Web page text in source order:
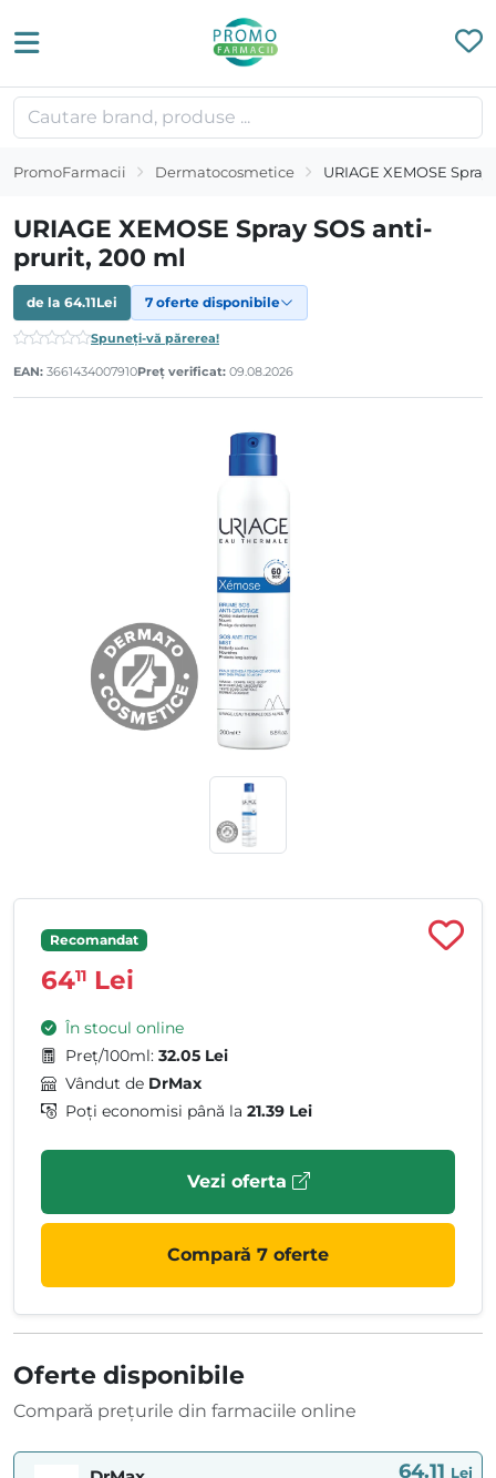
PromoFarmacii Dermatocosmetice URIAGE XEMOSE
URIAGE XEMOSE Spray SOS anti-
prurit, 200 ml
de la 64.11Lei 7 oferte disponibile
Spuneți-vă părerea!
EAN: 3661434007910Preț verificat: 09.08.2026
Recomandat
6411 Lei
În stocul online
Preț/100ml: 32.05 Lei
Vândut de DrMax
Poți economisi până la 21.39 Lei
Vezi oferta
Compară 7 oferte
Oferte disponibile
Compară prețurile din farmaciile online
64.11 Lei